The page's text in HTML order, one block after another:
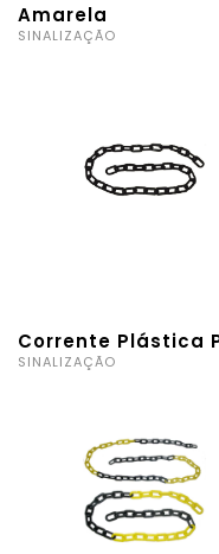
Amarela
SINALIZAÇÃO
Corrente Plástica
SINALIZAÇÃO